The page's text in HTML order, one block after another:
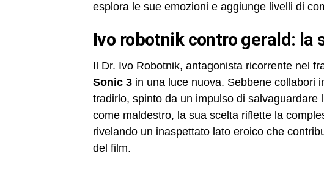
esplora le sue emozioni e aggiunge livelli di
ivo robotnik contro gerald: la
Il Dr. Ivo Robotnik, antagonista ricorrente nel
Sonic 3 in una luce nuova. Sebbene collabori
tradirlo, spinto da un impulso di salvaguardare
come maldestro, la sua scelta riflette la
rivelando un inaspettato lato eroico che
del film.